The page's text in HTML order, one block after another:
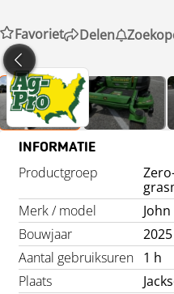
Favoriet
Delen
INFORMATIE
Productgroep
Merk / model
Bouwjaar
2025
Aantal gebruiksuren 1 h
Plaats